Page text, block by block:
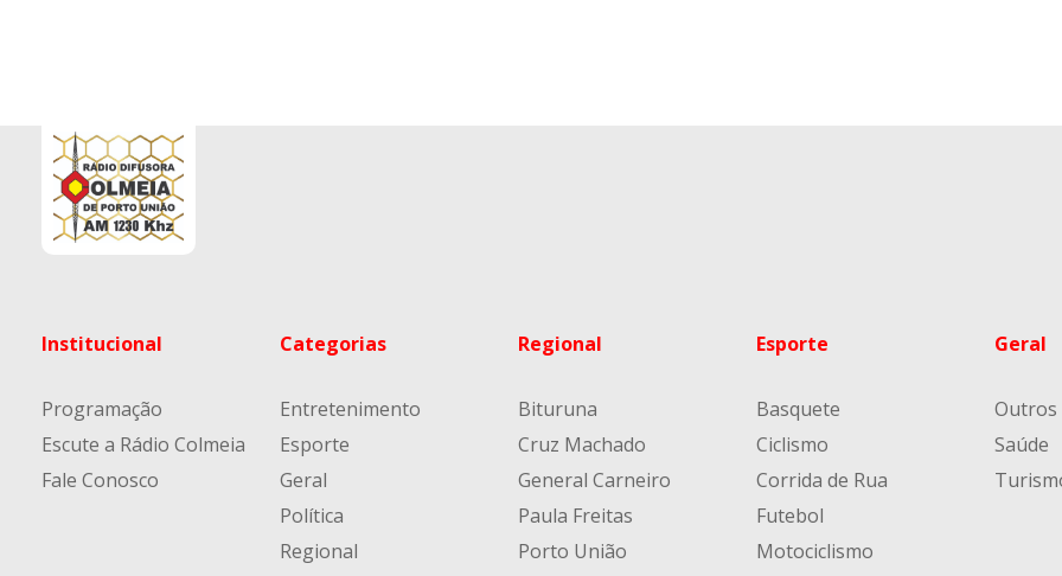
Institucional
Programação
Escute a Rádio Colmeia
Fale Conosco
Categorias
Entretenimento
Esporte
Geral
Política
Regional
Regional
Bituruna
Cruz Machado
General Carneiro
Paula Freitas
Porto União
Esporte
Basquete
Ciclismo
Corrida de Rua
Futebol
Motociclismo
Geral
Outros
Saúde